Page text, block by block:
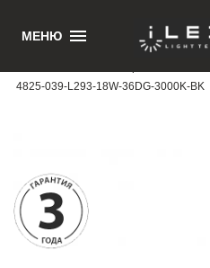
МЕНЮ
4825-039-L293-18W-36DG-3000K-BK